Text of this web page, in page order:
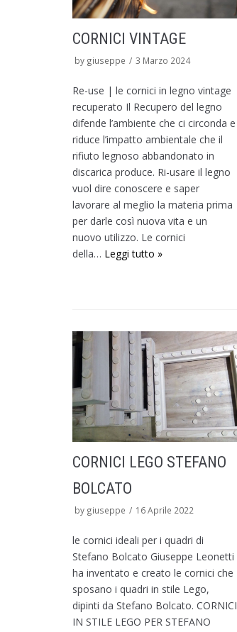
CORNICI VINTAGE
by giuseppe 3 Marzo 2024
Re-use | le cornici in legno vintage
recuperato Il Recupero del legno
difende l’ambiente che ci circonda e
riduce l’impatto ambientale che il
rifiuto legnoso abbandonato in
discarica produce. Ri-usare il legno
vuol dire conoscere e saper
lavorare al meglio la materia prima
per darle così nuova vita e un
nuovo utilizzo. Le cornici
della… Leggi tutto »
CORNICI LEGO STEFANO
BOLCATO
by giuseppe 16 Aprile 2022
le cornici ideali per i quadri di
Stefano Bolcato Giuseppe Leonetti
ha inventato e creato le cornici che
sposano i quadri in stile Lego,
dipinti da Stefano Bolcato. CORNICI
IN STILE LEGO PER STEFANO